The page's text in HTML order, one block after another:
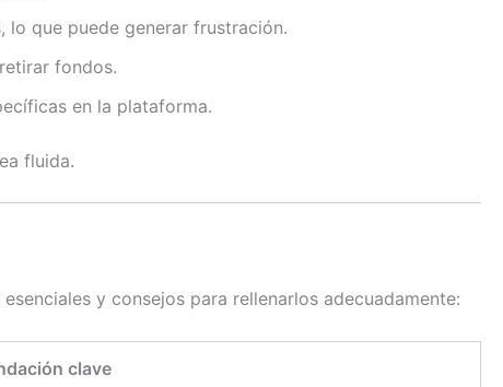
lo que puede generar frustración.
fondos.
en la plataforma.
fluida.
y consejos para rellenarlos adecuadamente:
clave